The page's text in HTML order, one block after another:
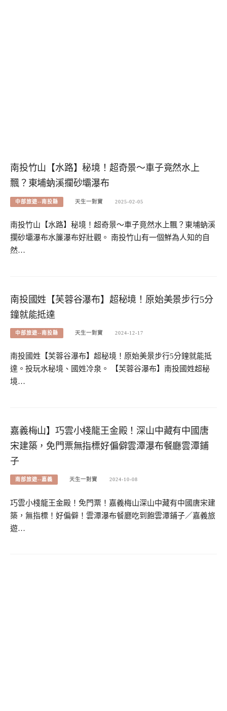
南投竹山【水路】秘境！超奇景～車子竟然水上
飄？東埔蚋溪攔砂壩瀑布
中部旅遊--南投縣 天生一對寶 2025-02-05
南投竹山【水路】秘境！超奇景～車子竟然水上飄？東埔蚋溪
攔砂壩瀑布水簾瀑布好壯觀。 南投竹山有一個鮮為人知的自
然…
南投國姓【芙蓉谷瀑布】超秘境！原始美景步行5分
鐘就能抵達
中部旅遊--南投縣 天生一對寶 2024-12-17
南投國姓【芙蓉谷瀑布】超秘境！原始美景步行5分鐘就能抵
達。投玩水秘境、國姓冷泉。 【芙蓉谷瀑布】南投國姓超秘
境…
嘉義梅山】巧雲小棧龍王金殿！深山中藏有中國唐
宋建築，免門票無指標好偏僻雲潭瀑布餐廳雲潭鋪
子
南部旅遊--嘉義 天生一對寶 2024-10-08
巧雲小棧龍王金殿！免門票！嘉義梅山深山中藏有中國唐宋建
築，無指標！好偏僻！雲潭瀑布餐廳吃到飽雲潭鋪子／嘉義旅
遊…